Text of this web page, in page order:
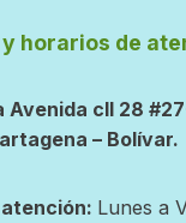
horarios de
Avenida cll 28
– Bolívar.
Lunes a